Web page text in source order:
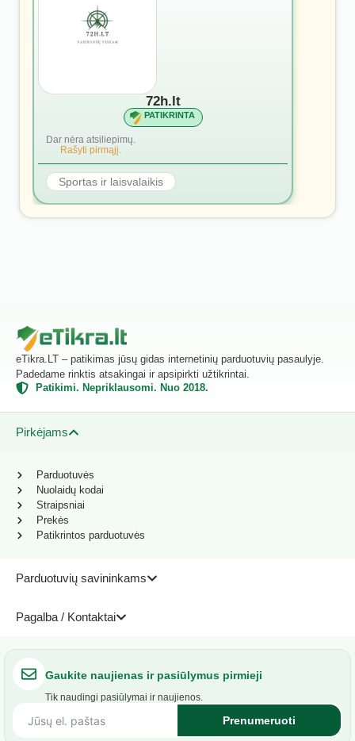
72h.lt
PATIKRINTA
Dar nėra atsiliepimų.
Rašyti pirmąjį.
Sportas ir laisvalaikis
eTikra.LT – patikimas jūsų gidas internetinių parduotuvių pasaulyje.
Padedame rinktis atsakingai ir apsipirkti užtikrintai.
Patikimi. Nepriklausomi. Nuo 2018.
Pirkėjams
Parduotuvių savininkams
Pagalba / Kontaktai
Parduotuvės
Nuolaidų kodai
Straipsniai
Prekės
Patikrintos parduotuvės
Gaukite naujienas ir pasiūlymus pirmieji
Tik naudingi pasiūlymai ir naujienos.
Prenumeruoti